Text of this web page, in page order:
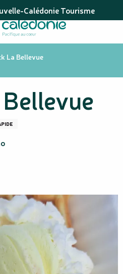
Calédonie Tourisme
La Bellevue